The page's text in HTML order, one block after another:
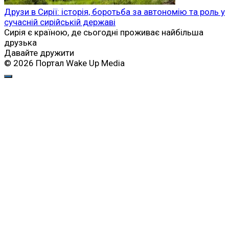
Друзи в Сирії: історія, боротьба за автономію та роль у
сучасній сирійській державі
Сирія є країною, де сьогодні проживає найбільша
друзька
Давайте дружити
© 2026 Портал Wake Up Media